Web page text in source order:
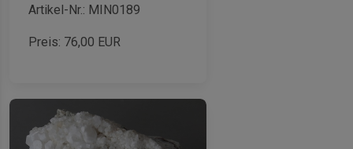
Artikel-Nr.: MIN0189
Preis: 76,00 EUR